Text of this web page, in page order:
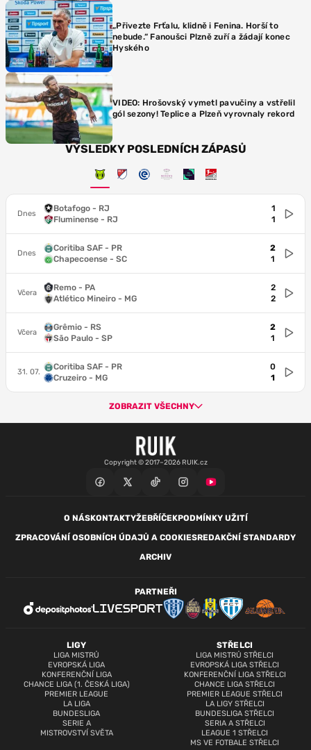
„Přivezte Frťalu, klidně i Fenina. Horší to
nebude.“ Fanoušci Plzně zuří a žádají konec
Hyského
VIDEO: Hrošovský vymetl pavučiny a vstřelil
gól sezony! Teplice a Plzeň vyrovnaly rekord
VÝSLEDKY POSLEDNÍCH ZÁPASŮ
Dnes
Botafogo - RJ
Fluminense - RJ
1
1
Dnes
Coritiba SAF - PR
Chapecoense - SC
2
1
Včera
Remo - PA
Atlético Mineiro - MG
2
2
Včera
Grêmio - RS
São Paulo - SP
2
1
31. 07.
Coritiba SAF - PR
Cruzeiro - MG
0
1
ZOBRAZIT VŠECHNY
Copyright © 2017–2026 RUIK.cz
O NÁSKONTAKTYŽEBŘÍČEKPODMÍNKY UŽITÍ
ZPRACOVÁNÍ OSOBNÍCH ÚDAJŮ A COOKIESREDAKČNÍ STANDARDY
ARCHIV
LIGY
LIGA MISTRŮ
EVROPSKÁ LIGA
KONFERENČNÍ LIGA
CHANCE LIGA (1. ČESKÁ LIGA)
PREMIER LEAGUE
LA LIGA
BUNDESLIGA
SERIE A
MISTROVSTVÍ SVĚTA
STŘELCI
LIGA MISTRŮ STŘELCI
EVROPSKÁ LIGA STŘELCI
KONFERENČNÍ LIGA STŘELCI
CHANCE LIGA STŘELCI
PREMIER LEAGUE STŘELCI
LA LIGY STŘELCI
BUNDESLIGA STŘELCI
SERIA A STŘELCI
LEAGUE 1 STŘELCI
MS VE FOTBALE STŘELCI
PARTNEŘI